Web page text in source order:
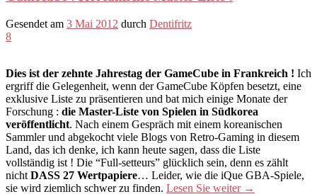
Gesendet am 3 Mai 2012 durch Dentifritz
8
Dies ist der zehnte Jahrestag der GameCube in Frankreich ! Ich
ergriff die Gelegenheit, wenn der GameCube Köpfen besetzt, eine
exklusive Liste zu präsentieren und bat mich einige Monate der
Forschung : die Master-Liste von Spielen in Südkorea
veröffentlicht. Nach einem Gespräch mit einem koreanischen
Sammler und abgekocht viele Blogs von Retro-Gaming in diesem
Land, das ich denke, ich kann heute sagen, dass die Liste
vollständig ist ! Die “Full-setteurs” glücklich sein, denn es zählt
nicht DASS 27 Wertpapiere… Leider, wie die iQue GBA-Spiele,
sie wird ziemlich schwer zu finden. Lesen Sie weiter →